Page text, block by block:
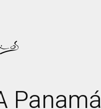
Panamá